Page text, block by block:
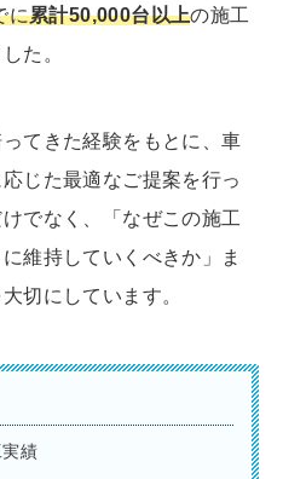
に累計50,000台以上の施工
た。
てきた経験をもとに、車
じた最適なご提案を行っ
でなく、「なぜこの施工
維持していくべきか」ま
切にしています。
実績